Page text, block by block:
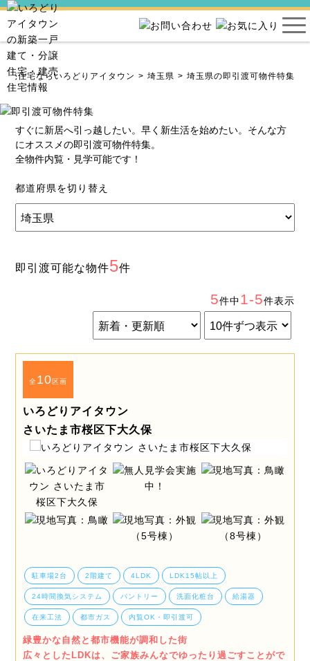
売住宅ならいろどりアイタウン 埼玉県 埼玉県の即引渡可物件特集
すぐに新居へ引っ越したい。早く新生活を始めたい。そんな方
にオススメの即引渡可物件特集。
全物件内覧・見学可能です！
都道府県を切り替え
即引渡可能な物件5件
5件中1-5件表示
全10区画
いろどりアイタウン
さいたま市桜区下大久保
駐車場2台 2階建て 4LDK LDK15帖以上
24時間換気システム パントリー 洗面化粧台 給湯器
在来工法 都市ガス 内覧OK・即引渡可
緑豊かな自然と都市機能が調和した街
広々としたLDKは、ご家族みんなでゆったり過ごすことがで